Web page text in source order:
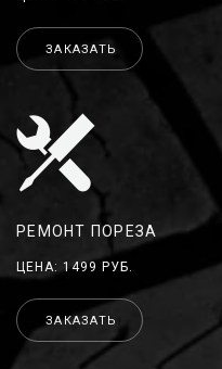
ЗАКАЗАТЬ
РЕМОНТ ПОРЕЗА
ЦЕНА: 1499 РУБ.
ЗАКАЗАТЬ